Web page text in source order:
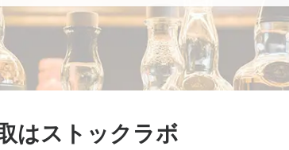
はストックラボ